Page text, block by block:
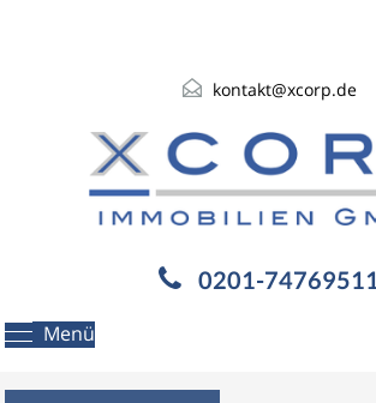
kontakt@xcorp.de
Menü
0201-74769511